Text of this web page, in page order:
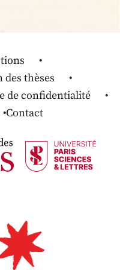
thèses
de confidentialité
Contact